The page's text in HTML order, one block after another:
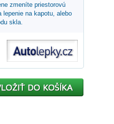
zmeníte priestorovú
lepenie na kapotu, alebo
skla.